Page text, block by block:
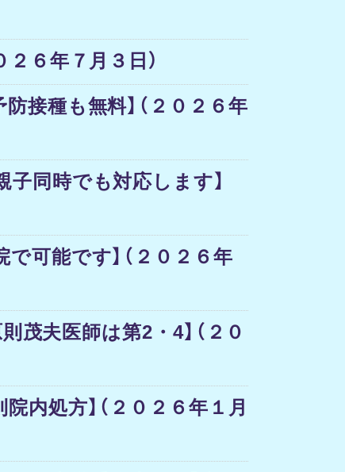
６年７月３日）
接種も無料】（２０２６年
同時でも対応します】
可能です】（２０２６年
茂夫医師は第2・4】（２０
内処方】（２０２６年１月